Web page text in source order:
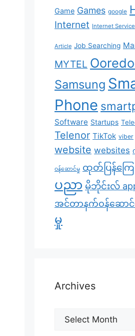
Game Games google
Internet Internet
Article Job Searching
MYTEL
Samsung
Phone
Software Startups
Telenor TikTok viber
website websites
ဝန်ဆောင်မှု ထုတ်ပြန်ကြေ
ပညာ မိုဘိုင်းလ်
အင်တာနက်ဝန်ဆော
မှု
Archives
Archives